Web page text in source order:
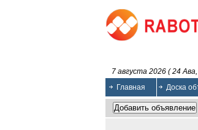
7 августа 2026 ( 24
Главная
Доска